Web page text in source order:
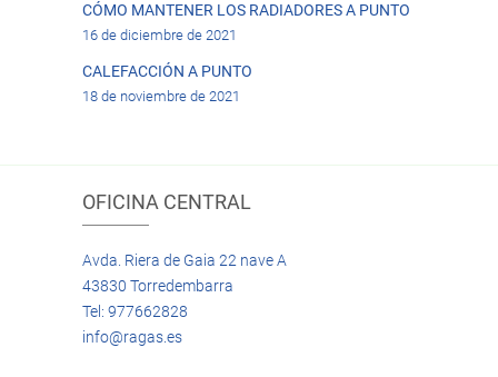
CÓMO MANTENER LOS RADIADORES A PUNTO
16 de diciembre de 2021
CALEFACCIÓN A PUNTO
18 de noviembre de 2021
OFICINA CENTRAL
Avda. Riera de Gaia 22 nave A
43830 Torredembarra
Tel: 977662828
info@ragas.es